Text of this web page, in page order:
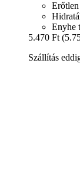
Erőtlen
Enyhe
5.470 Ft
Szállítás